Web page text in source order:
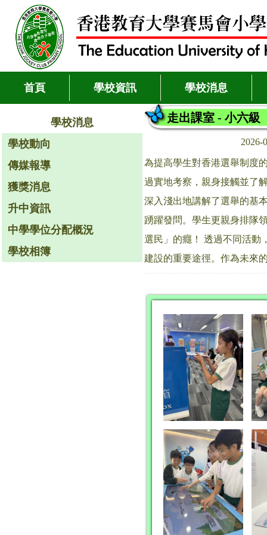
首頁 學校資訊 學校消息
學校消息
學校動向
傳媒報導
獲獎消息
升中資訊
中學學位分配概況
學校相簿
走出課室 - 小六級
2026-
為提高學生對香港選舉制度
過實地考察，親身接觸並了
深入淺出地講解了選舉的基
踴躍發問。學生更親身排隊
選民」的癮！ 透過不同活動
建設的重要途徑。作為未來